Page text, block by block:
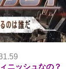
ニッシュなの？